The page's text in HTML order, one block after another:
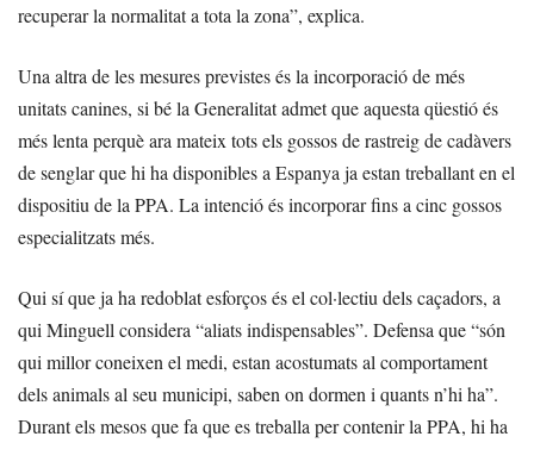
recuperar la normalitat a tota la zona”, explica.
Una altra de les mesures previstes és la incorporació de més
unitats canines, si bé la Generalitat admet que aquesta qüestió és
més lenta perquè ara mateix tots els gossos de rastreig de cadàvers
de senglar que hi ha disponibles a Espanya ja estan treballant en el
dispositiu de la PPA. La intenció és incorporar fins a cinc gossos
especialitzats més.
Qui sí que ja ha redoblat esforços és el col·lectiu dels caçadors, a
qui Minguell considera “aliats indispensables”. Defensa que “són
qui millor coneixen el medi, estan acostumats al comportament
dels animals al seu municipi, saben on dormen i quants n’hi ha”.
Durant els mesos que fa que es treballa per contenir la PPA, hi ha